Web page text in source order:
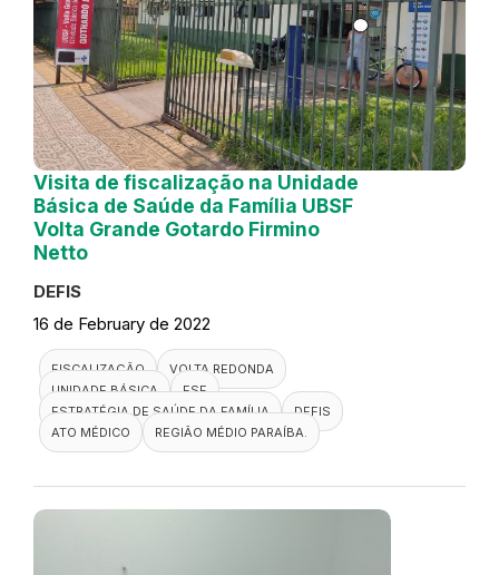
Visita de fiscalização na Unidade
Básica de Saúde da Família UBSF
Volta Grande Gotardo Firmino
Netto
DEFIS
16 de February de 2022
FISCALIZAÇÃO
VOLTA REDONDA
UNIDADE BÁSICA
ESF
ESTRATÉGIA DE SAÚDE DA FAMÍLIA
DEFIS
ATO MÉDICO
REGIÃO MÉDIO PARAÍBA.